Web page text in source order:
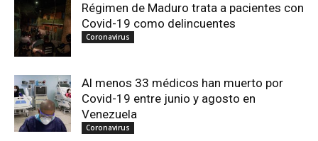
Régimen de Maduro trata a pacientes con
Covid-19 como delincuentes
Coronavirus
Al menos 33 médicos han muerto por
Covid-19 entre junio y agosto en
Venezuela
Coronavirus